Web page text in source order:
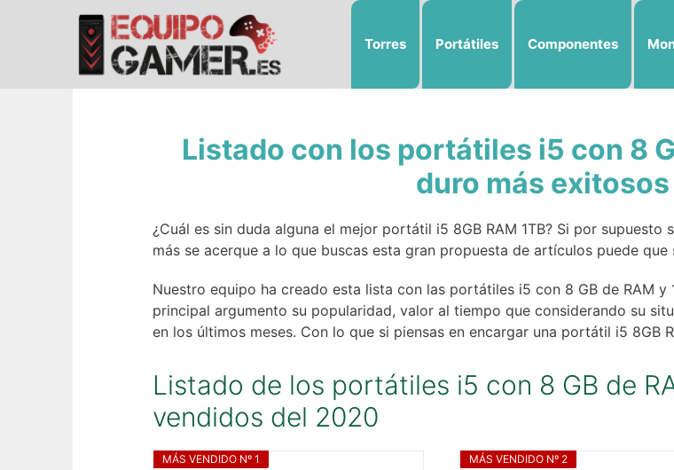
Torres Portátiles Componentes
Listado con los portátiles i5 con 8
duro más
¿Cuál es sin duda alguna el mejor portátil i5 8GB RAM 1TB? Si por
más se acerque a lo que buscas esta gran propuesta de artículos puede
Nuestro equipo ha creado esta lista con las portátiles i5 con 8 GB de RAM
principal argumento su popularidad, valor al tiempo que considerando su
en los últimos meses. Con lo que si piensas en encargar una portátil i5 8GB
Listado de los portátiles i5 con 8 GB de
vendidos del 2020
MÁS VENDIDO Nº 1 MÁS VENDIDO Nº 2